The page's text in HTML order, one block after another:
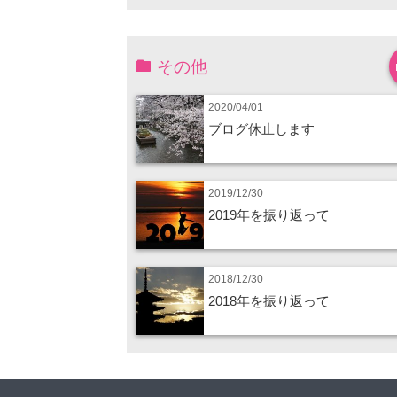
その他
2020/04/01
ブログ休止します
2019/12/30
2019年を振り返って
2018/12/30
2018年を振り返って